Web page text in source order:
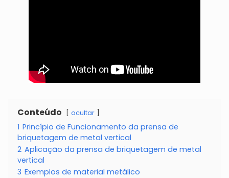
Conteúdo ocultar
1 Princípio de Funcionamento da prensa de
briquetagem de metal vertical
2 Aplicação da prensa de briquetagem de metal
vertical
3 Exemplos de material metálico